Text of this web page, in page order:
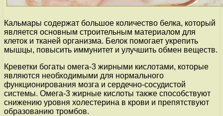
Кальмары содержат большое количество белка, который
является основным строительным материалом для
клеток и тканей организма. Белок помогает укрепить
мышцы, повысить иммунитет и улучшить обмен веществ.
Креветки богаты омега-3 жирными кислотами, которые
являются необходимыми для нормального
функционирования мозга и сердечно-сосудистой
системы. Омега-3 жирные кислоты также способствуют
снижению уровня холестерина в крови и препятствуют
образованию тромбов.